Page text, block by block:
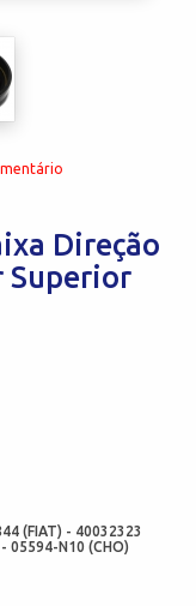
Direção
(FIAT) - 40032323
- 05594-N10 (CHO)